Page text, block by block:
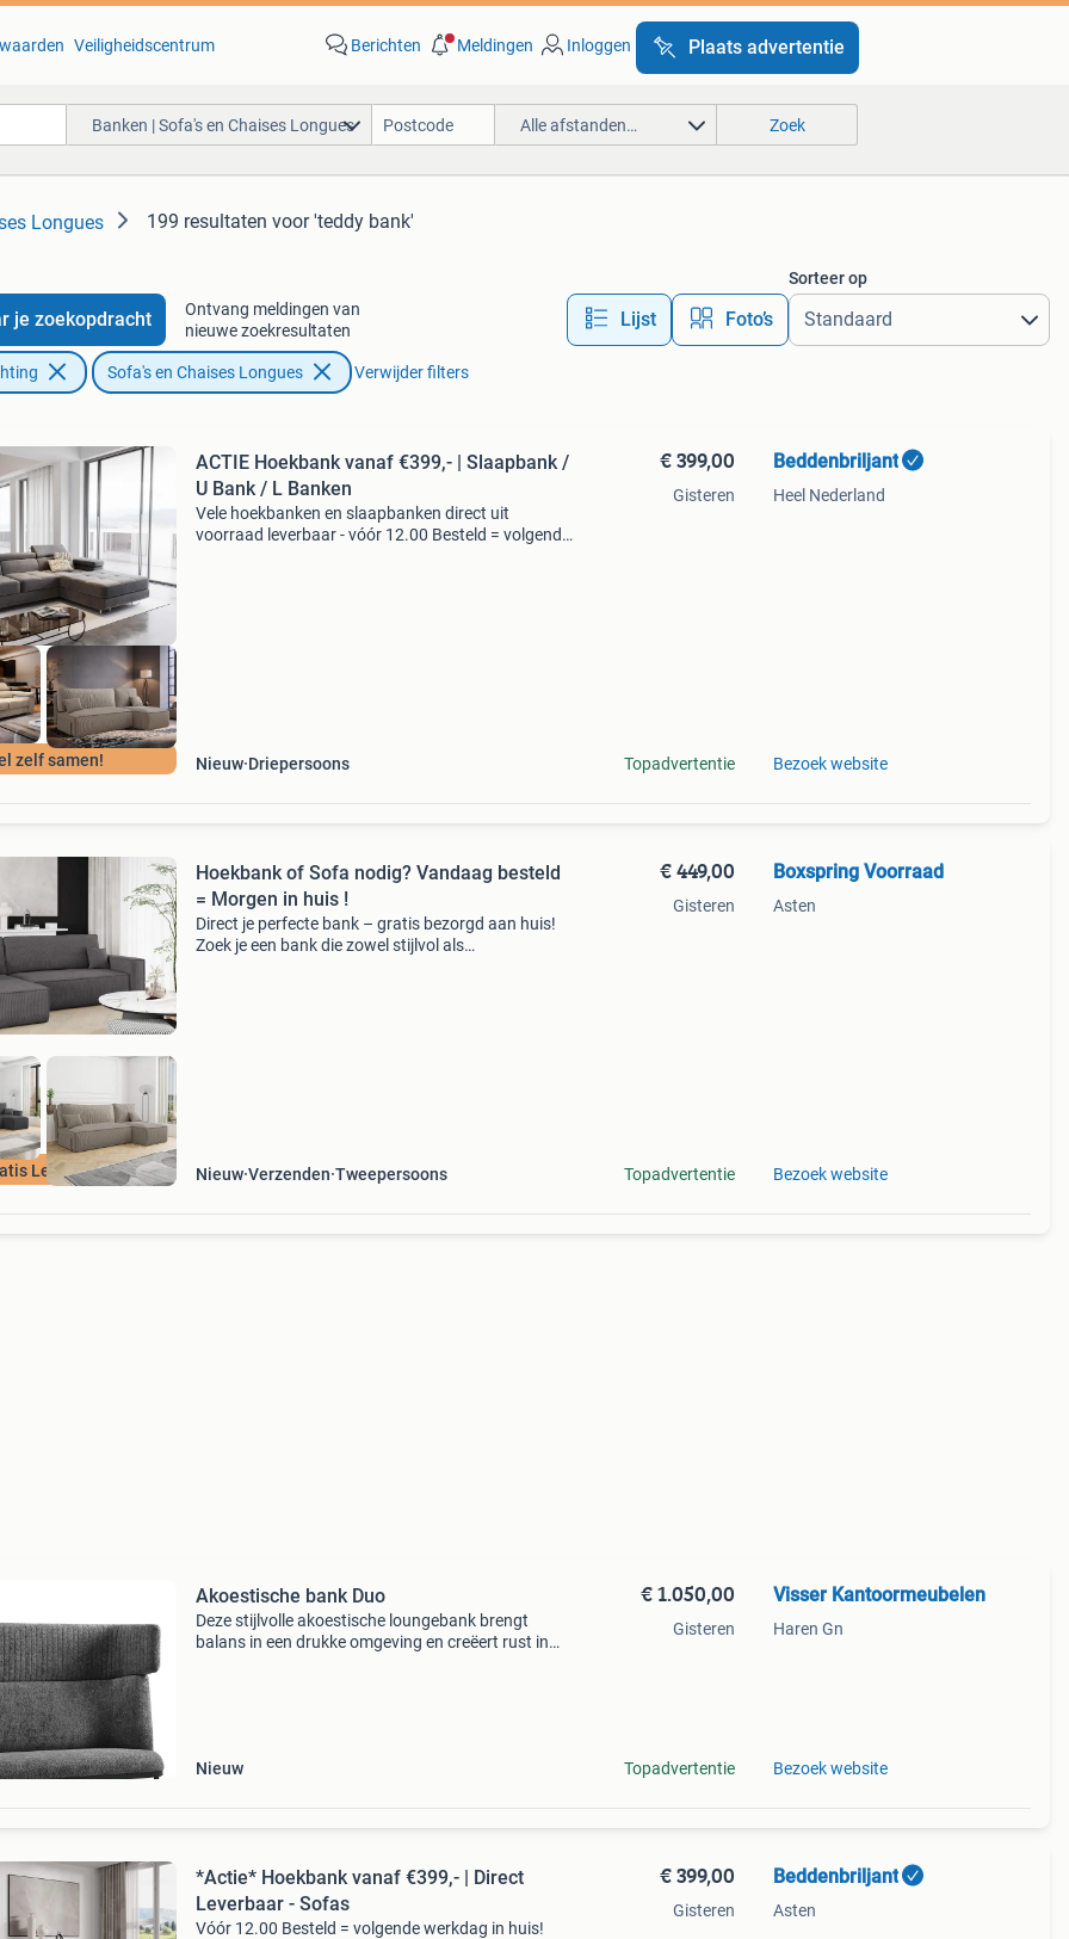
Veiligheidscentrum Berichten Meldingen Inloggen Plaats advertentie
Banken | Sofa's en Chaises Longues Alle afstanden… Zoek
Longues 199 resultaten voor 'teddy bank'
je zoekopdracht
Ontvang meldingen van
nieuwe zoekresultaten
Lijst Foto’s
Sorteer op
Sofa's en Chaises Longues Verwijder filters
zelf samen!
ACTIE Hoekbank vanaf €399,- | Slaapbank /
U Bank / L Banken
Vele hoekbanken en slaapbanken direct uit
voorraad leverbaar - vóór 12.00 Besteld = volgende
Nieuw Driepersoons
€ 399,00
Gisteren
Topadvertentie
Beddenbriljant
Heel Nederland
Bezoek website
Levering !
Hoekbank of Sofa nodig? Vandaag besteld
= Morgen in huis !
Direct je perfecte bank – gratis bezorgd aan huis!
Zoek je een bank die zowel stijlvol als
Nieuw Verzenden Tweepersoons
€ 449,00
Gisteren
Topadvertentie
Boxspring Voorraad
Asten
Bezoek website
Akoestische bank Duo
Deze stijlvolle akoestische loungebank brengt
balans in een drukke omgeving en creëert rust in
Nieuw
€ 1.050,00
Gisteren
Topadvertentie
Visser Kantoormeubelen
Haren Gn
Bezoek website
*Actie* Hoekbank vanaf €399,- | Direct
Leverbaar - Sofas
Vóór 12.00 Besteld = volgende werkdag in huis!
€ 399,00
Gisteren
Beddenbriljant
Asten